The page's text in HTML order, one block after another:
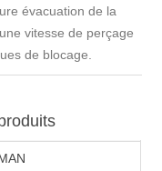
évacuation de la
vitesse de perçage
de blocage.